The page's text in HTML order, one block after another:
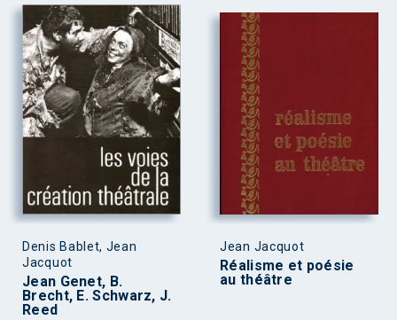
Denis Bablet, Jean
Jacquot
Jean Genet, B.
Brecht, E. Schwarz, J.
Reed
Jean Jacquot
Réalisme et poésie
au théâtre